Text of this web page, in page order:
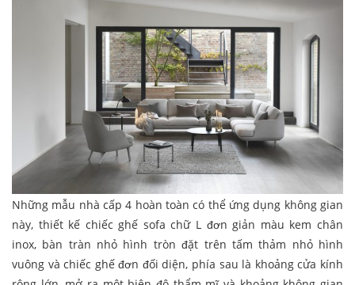
Những mẫu nhà cấp 4 hoàn toàn có thể ứng dụng không gian
này, thiết kế chiếc ghế sofa chữ L đơn giản màu kem chân
inox, bàn tràn nhỏ hình tròn đặt trên tấm thảm nhỏ hình
vuông và chiếc ghế đơn đối diện, phía sau là khoảng cửa kính